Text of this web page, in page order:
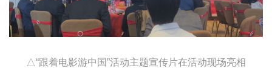
△“跟着电影游中国”活动主题宣传片在活动现场亮相